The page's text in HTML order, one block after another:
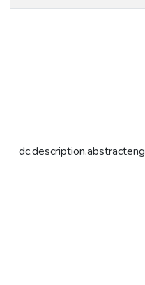
dc.description.abstracteng